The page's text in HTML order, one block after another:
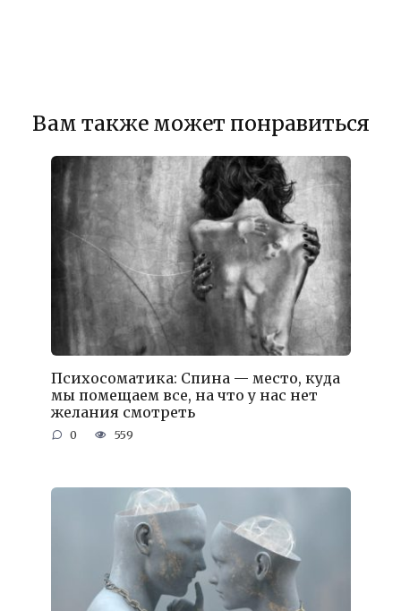
Вам также может понравиться
Психосоматика: Спина — место, куда
мы помещаем все, на что у нас нет
желания смотреть
0 559